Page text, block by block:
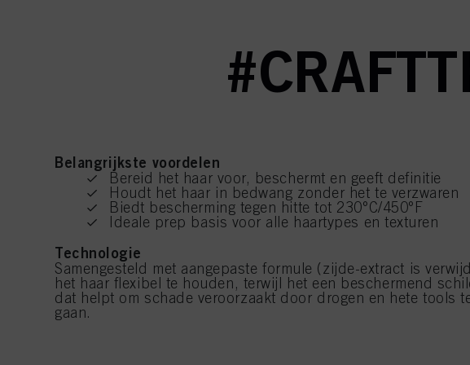
Belangrijkste voordelen
Bereid het haar voor, beschermt en geeft definitie
Houdt het haar in bedwang zonder het te verzwaren
Biedt bescherming tegen hitte tot 230°C/450°F
Ideale prep basis voor alle haartypes en texturen
Technologie
Samengesteld met aangepaste formule (zijde-extract is
het haar flexibel te houden, terwijl het een beschermend
dat helpt om schade veroorzaakt door drogen en hete tools
gaan.